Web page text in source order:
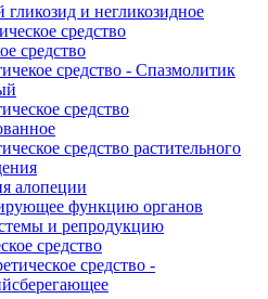
и негликозидное
средство
средство
средство - Спазмолитик
средство
средство растительного
алопеции
функцию органов
и репродукцию
средство
средство -